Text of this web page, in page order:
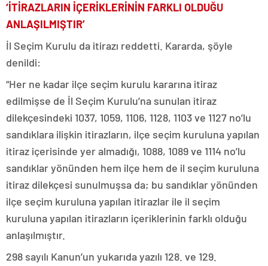
‘İTİRAZLARIN İÇERİKLERİNİN FARKLI OLDUĞU
ANLAŞILMIŞTIR’
İl Seçim Kurulu da itirazı reddetti. Kararda, şöyle
denildi:
“Her ne kadar ilçe seçim kurulu kararına itiraz
edilmişse de İl Seçim Kurulu’na sunulan itiraz
dilekçesindeki 1037, 1059, 1106, 1128, 1103 ve 1127 no’lu
sandıklara ilişkin itirazların, ilçe seçim kuruluna yapılan
itiraz içerisinde yer almadığı, 1088, 1089 ve 1114 no’lu
sandıklar yönünden hem ilçe hem de il seçim kuruluna
itiraz dilekçesi sunulmuşsa da; bu sandıklar yönünden
ilçe seçim kuruluna yapılan itirazlar ile il seçim
kuruluna yapılan itirazların içeriklerinin farklı olduğu
anlaşılmıştır.
298 sayılı Kanun’un yukarıda yazılı 128. ve 129.